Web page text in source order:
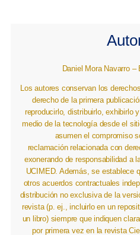
Daniel Mora Navarro –
Los autores conservan los
derecho de la primera
reproducirlo, distribuirlo, exhibirlo
medio de la tecnología desde el
asumen el compromiso
reclamación relacionada con
exonerando de responsabilidad a
UCIMED. Además, se establece
otros acuerdos contractuales
distribución no exclusiva de la
revista (p. ej., incluirlo en un
un libro) siempre que indiquen
por primera vez en la revista